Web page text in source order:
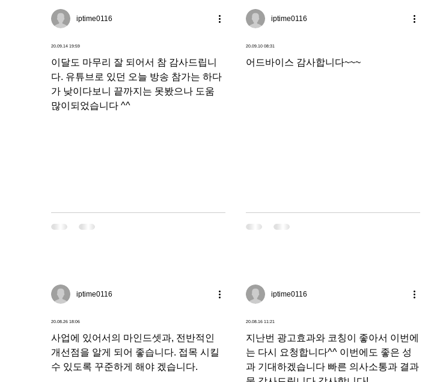
iptime0116
20.09.14 19:59
이달도 마무리 잘 되어서 참 감사드립니
다. 유튜브로 있던 오늘 방송 참가는 하다
가 낮이다보니 끝까지는 못봤으나 도움
많이되었습니다 ^^
iptime0116
20.09.10 08:31
어드바이스 감사합니다~~~
iptime0116
20.08.26 18:06
사업에 있어서의 마인드셋과, 전반적인
개선점을 알게 되어 좋습니다. 접목 시킬
수 있도록 꾸준하게 해야 겠습니다.
iptime0116
20.08.16 11:21
지난번 광고효과와 코칭이 좋아서 이번에
는 다시 요청합니다^^ 이번에도 좋은 성
과 기대하겠습니다 빠른 의사소통과 결과